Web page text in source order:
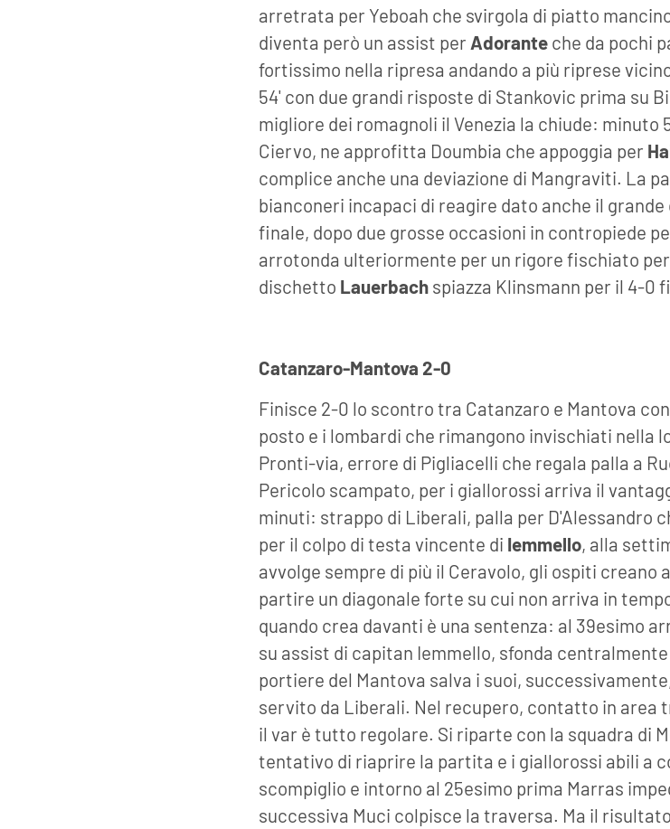
arretrata per Yeboah che svirgola di piatto
diventa però un assist per Adorante che da pochi
fortissimo nella ripresa andando a più riprese
54' con due grandi risposte di Stankovic prima su
migliore dei romagnoli il Venezia la chiude: minuto
Ciervo, ne approfitta Doumbia che appoggia per
complice anche una deviazione di Mangraviti. La
bianconeri incapaci di reagire dato anche il
finale, dopo due grosse occasioni in contropiede
arrotonda ulteriormente per un rigore fischiato
dischetto Lauerbach spiazza Klinsmann per il 4-0
Catanzaro-Mantova 2-0
Finisce 2-0 lo scontro tra Catanzaro e Mantova
posto e i lombardi che rimangono invischiati nella
Pronti-via, errore di Pigliacelli che regala palla a
Pericolo scampato, per i giallorossi arriva il
minuti: strappo di Liberali, palla per D'Alessandro
per il colpo di testa vincente di Iemmello, alla
avvolge sempre di più il Ceravolo, gli ospiti creano
partire un diagonale forte su cui non arriva in
quando crea davanti è una sentenza: al 39esimo
su assist di capitan Iemmello, sfonda
portiere del Mantova salva i suoi,
servito da Liberali. Nel recupero, contatto in area
il var è tutto regolare. Si riparte con la squadra di
tentativo di riaprire la partita e i giallorossi abili a
scompiglio e intorno al 25esimo prima Marras
successiva Muci colpisce la traversa. Ma il